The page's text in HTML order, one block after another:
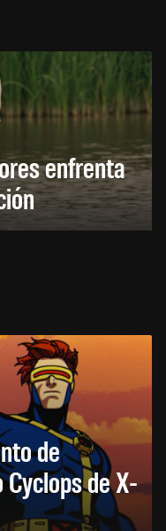
enfrenta
de
de X-